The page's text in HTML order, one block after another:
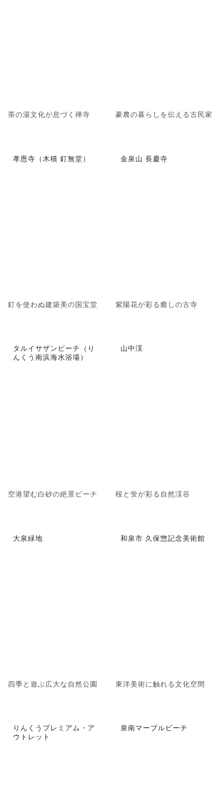
茶の湯文化が息づく禅寺 豪農の暮らしを伝える古民家
孝恩寺（木積 釘無堂）
釘を使わぬ建築美の国宝堂
金泉山 長慶寺
紫陽花が彩る癒しの古寺
タルイサザンビーチ（り
んくう南浜海水浴場）
空港望む白砂の絶景ビーチ
山中渓
桜と蛍が彩る自然渓谷
大泉緑地
四季と遊ぶ広大な自然公園
和泉市 久保惣記念美術館
東洋美術に触れる文化空間
りんくうプレミアム・ア
ウトレット
泉南マーブルビーチ